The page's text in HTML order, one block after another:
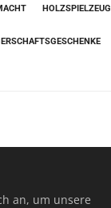
HOLZSPIELZEUG
an, um unsere